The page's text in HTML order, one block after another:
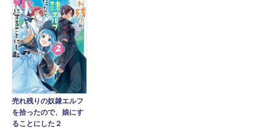
売れ残りの奴隷エルフ
を拾ったので、娘にす
ることにした２